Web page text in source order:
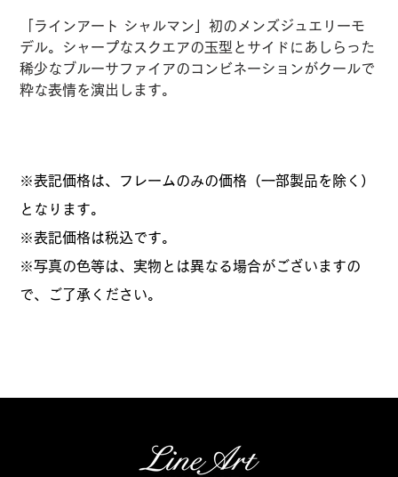
「ラインアート シャルマン」初のメンズジュエリーモ
デル。シャープなスクエアの玉型とサイドにあしらった
稀少なブルーサファイアのコンビネーションがクールで
粋な表情を演出します。
※表記価格は、フレームのみの価格（一部製品を除く）
となります。
​※表記価格は税込です。
※写真の色等は、実物とは異なる場合がございますの
で、ご了承ください。